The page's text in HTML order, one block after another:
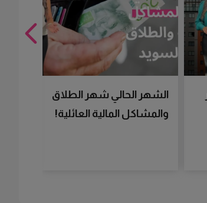
الشهر الحالي شهر الطلاق
والمشاكل المالية العائلية!